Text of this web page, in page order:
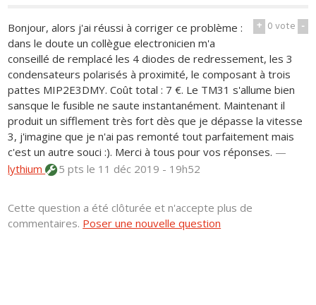
+ 0vote -
Bonjour, alors j'ai réussi à corriger ce problème :
dans le doute un collègue electronicien m'a
conseillé de remplacé les 4 diodes de redressement, les 3
condensateurs polarisés à proximité, le composant à trois
pattes MIP2E3DMY. Coût total : 7 €. Le TM31 s'allume bien
sansque le fusible ne saute instantanément. Maintenant il
produit un sifflement très fort dès que je dépasse la vitesse
3, j'imagine que je n'ai pas remonté tout parfaitement mais
c'est un autre souci :). Merci à tous pour vos réponses. —
lythium
5 ptsle 11 déc 2019 - 19h52
Cette question a été clôturée et n'accepte plus de
commentaires. Poser une nouvelle question